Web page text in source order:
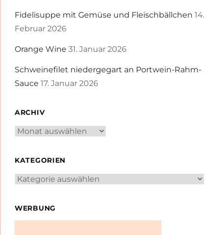
Fidelisuppe mit Gemüse und Fleischbällchen 14.
Februar 2026
Orange Wine 31. Januar 2026
Schweinefilet niedergegart an Portwein-Rahm-
Sauce 17. Januar 2026
ARCHIV
Archiv
KATEGORIEN
Kategorien
WERBUNG